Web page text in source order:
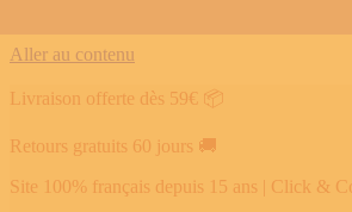
Aller au contenu
Livraison offerte dès 59€ 📦
Retours gratuits 60 jours 🚚
Site 100% français depuis 15 ans | Click &